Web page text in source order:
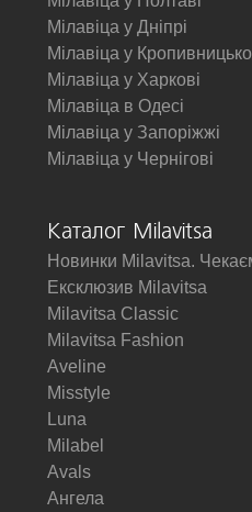
Мілавіца у Дніпрі
Мілавіца у
Мілавіца у Харкові
Мілавіца в Одесі
Мілавіца у Запоріжжі
Мілавіца у Чернігові
Каталог Milavitsa
Новинки Milavitsa.
Ексклюзив Milavitsa
Milavitsa Classic
Milavitsa Fashion
Aveline
Misstyle
Luna
Milabel
Avals
Ангела